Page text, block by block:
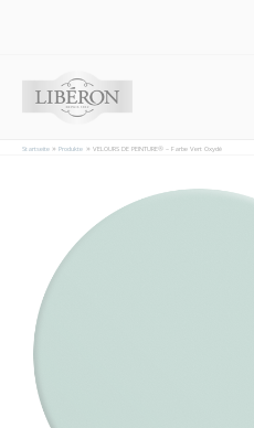
Startseite Produkte VELOURS DE PEINTURE® – Farbe Vert Oxydé